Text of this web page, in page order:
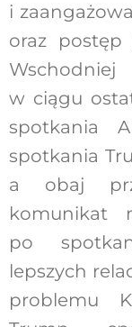
i
oraz postęp
w ciągu
spotkania
spotkania
a obaj
komunikat
po
lepszych
problemu